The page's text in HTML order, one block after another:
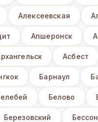
Алексеевская
Апшеронск
Асбест
Барнаул
Белово
Березовский